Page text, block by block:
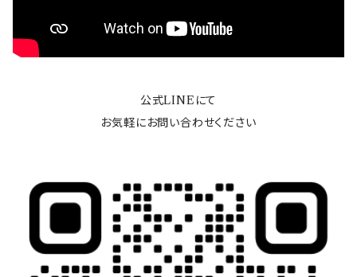
公式LINEにて
お気軽にお問い合わせください